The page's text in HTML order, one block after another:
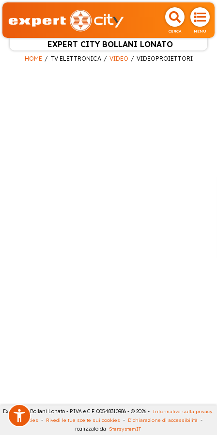
CERCA MENU
EXPERT CITY BOLLANI LONATO
HOME TV ELETTRONICA VIDEO VIDEOPROIETTORI
Expert City Bollani Lonato - P.IVA e C.F. 00548310986 - © 2026 - Informativa sulla privacy
Cookies - Rivedi le tue scelte sui cookies - Dichiarazione di accessibilità -
realizzato da StarsystemIT